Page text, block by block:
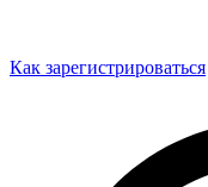
Как зарегистрироваться